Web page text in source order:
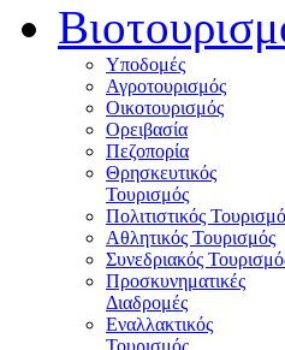
Υποδομές
Αγροτουρισμός
Οικοτουρισμός
Ορειβασία
Πεζοπορία
Θρησκευτικός
Τουρισμός
Πολιτιστικός
Αθλητικός Τουρισμός
Συνεδριακός
Προσκυνηματικές
Διαδρομές
Εναλλακτικός
Τουρισμός